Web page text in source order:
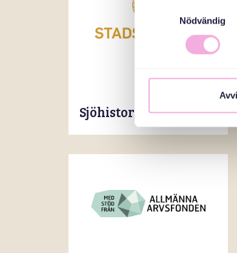
Samtyckesval
Nödvändig
Sjöhistoriska museum